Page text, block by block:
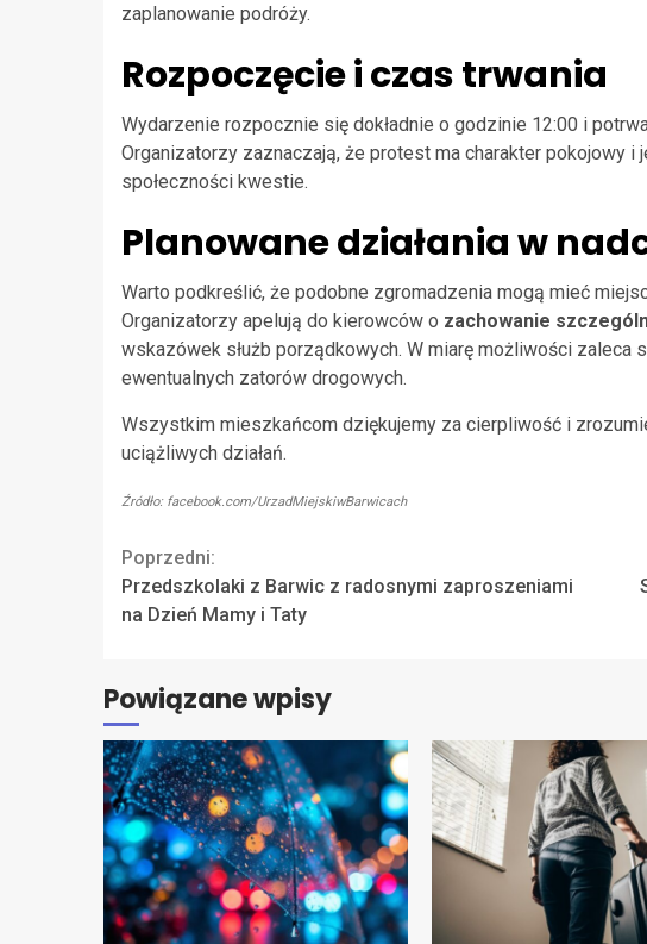
zaplanowanie podróży.
Rozpoczęcie i czas trwania
Wydarzenie rozpocznie się dokładnie o godzinie 12:00 i
Organizatorzy zaznaczają, że protest ma charakter pokojowy
społeczności kwestie.
Planowane działania w
Warto podkreślić, że podobne zgromadzenia mogą mieć
Organizatorzy apelują do kierowców o zachowanie
wskazówek służb porządkowych. W miarę możliwości zaleca
ewentualnych zatorów drogowych.
Wszystkim mieszkańcom dziękujemy za cierpliwość i
uciążliwych działań.
Źródło: facebook.com/UrzadMiejskiwBarwicach
Continue
Reading
Poprzedni:
Przedszkolaki z Barwic z radosnymi zaproszeniami
na Dzień Mamy i Taty
Powiązane wpisy